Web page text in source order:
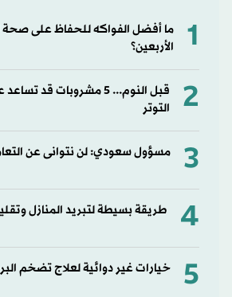
1
ما أفضل الفواكه للحفاظ على صحة
الأربعين؟
2
قبل النوم... 5 مشروبات
التوتر
3 مسؤول سعودي: لن نتوانى عن
4 طريقة بسيطة لتبريد المنازل
5 خيارات غير دوائية لعلاج تضخم